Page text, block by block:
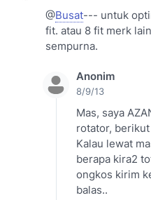
@Busat--- untuk
fit. atau 8 fit merk
sempurna.
Anonim
8/9/13
Mas, saya
rotator,
Kalau lewat
berapa kira2
ongkos kirim
balas..